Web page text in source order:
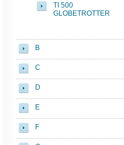
TI 500
GLOBETROTTER
B
C
D
E
F